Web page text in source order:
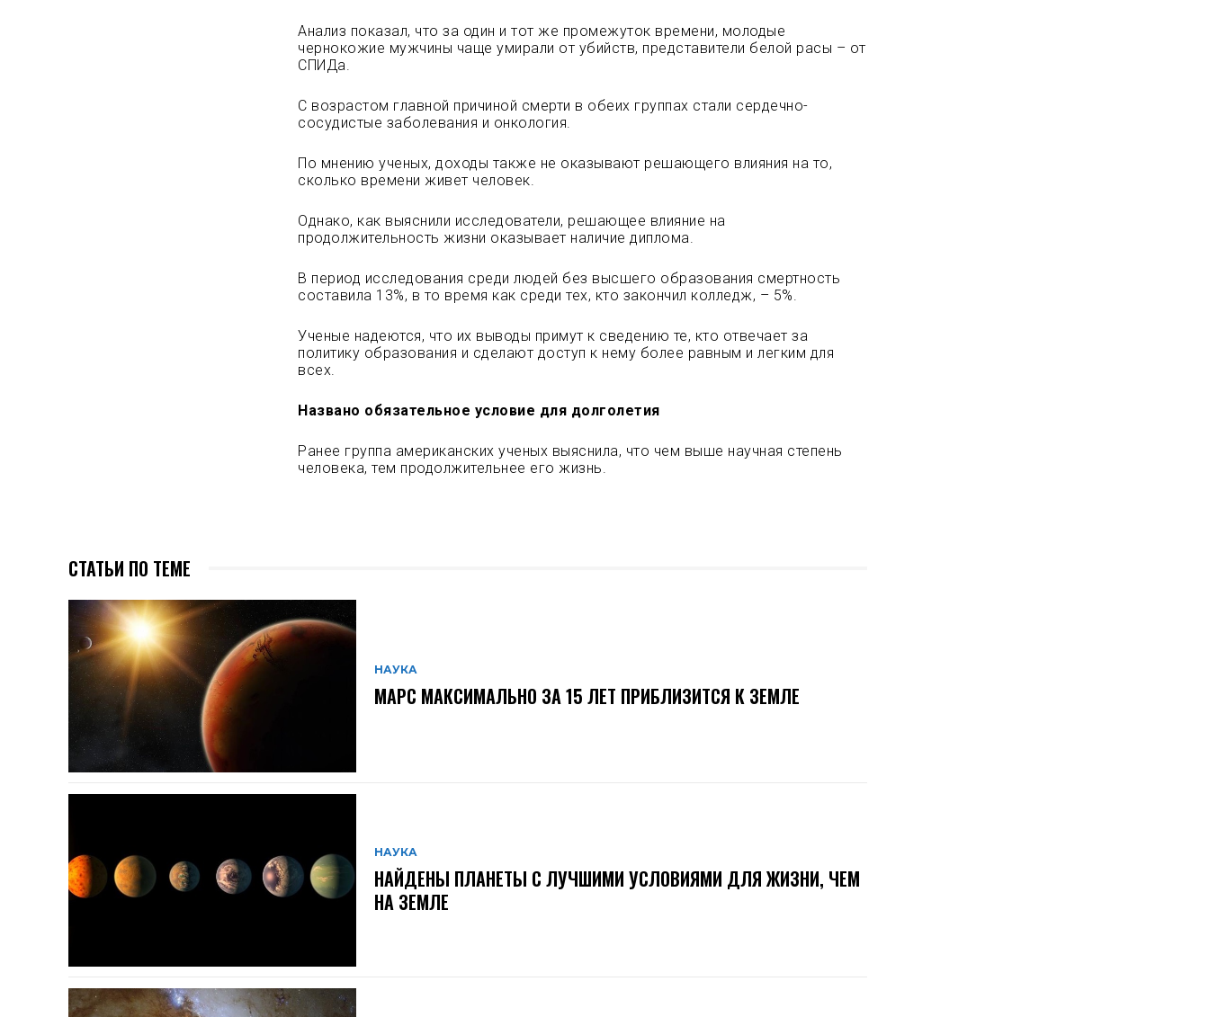
Анализ показал, что за один и тот же промежуток времени, молодые
чернокожие мужчины чаще умирали от убийств, представители белой расы – от
СПИДа.
С возрастом главной причиной смерти в обеих группах стали сердечно-
сосудистые заболевания и онкология.
По мнению ученых, доходы также не оказывают решающего влияния на то,
сколько времени живет человек.
Однако, как выяснили исследователи, решающее влияние на
продолжительность жизни оказывает наличие диплома.
В период исследования среди людей без высшего образования смертность
составила 13%, в то время как среди тех, кто закончил колледж, – 5%.
Ученые надеются, что их выводы примут к сведению те, кто отвечает за
политику образования и сделают доступ к нему более равным и легким для
всех.
Названо обязательное условие для долголетия
Ранее группа американских ученых выяснила, что чем выше научная степень
человека, тем продолжительнее его жизнь.
СТАТЬИ ПО ТЕМЕ
НАУКА
МАРС МАКСИМАЛЬНО ЗА 15 ЛЕТ ПРИБЛИЗИТСЯ К ЗЕМЛЕ
НАУКА
НАЙДЕНЫ ПЛАНЕТЫ С ЛУЧШИМИ УСЛОВИЯМИ ДЛЯ ЖИЗНИ, ЧЕМ
НА ЗЕМЛЕ